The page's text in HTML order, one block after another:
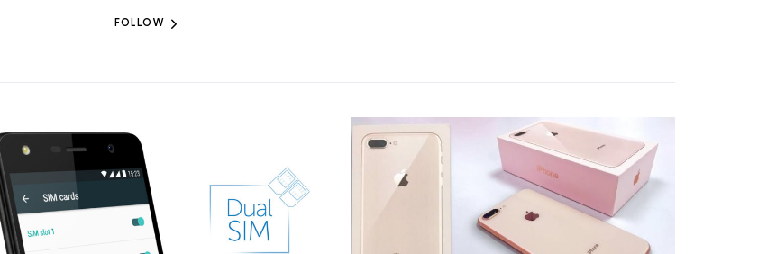
FOLLOW